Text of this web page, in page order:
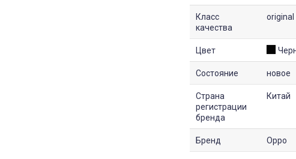
Класс
качества
original
Цвет
Состояние новое
Страна
регистрации
бренда
Китай
Бренд Oppo